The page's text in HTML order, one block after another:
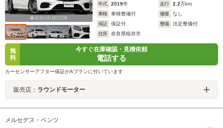
年式 2019年 走行 2.2万km
車検
車検整備付 修復
なし
保証
保証付 整備
法定整備付
住所
奈良県桜井市
無
料
今すぐ在庫確認・見積依頼
電話する
カーセンサーアフター保証がAプランに付いています
販売店： ラウンドモーター
メルセデス・ベンツ